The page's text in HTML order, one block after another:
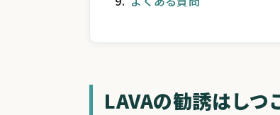
LAVAの勧誘はしつ